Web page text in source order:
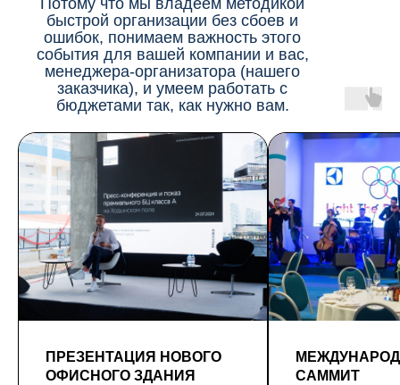
быстрой организации без сбоев и
ошибок, понимаем важность этого
события для вашей компании и вас,
менеджера-организатора (нашего
заказчика), и умеем работать с
бюджетами так, как нужно вам.
ПРЕЗЕНТАЦИЯ НОВОГО
ОФИСНОГО ЗДАНИЯ
САММИТ